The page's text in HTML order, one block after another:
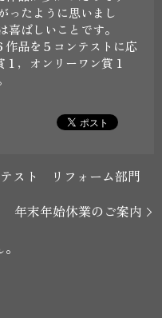
ったように思いまし
喜ばしいことです。
作品を５コンテストに応
，オンリーワン賞１
スト リフォーム部門
年末年始休業のご案内